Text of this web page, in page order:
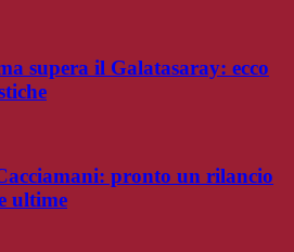
supera il Galatasaray: ecco
pronto un rilancio
ultime